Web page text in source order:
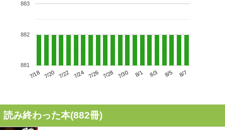
7/18 7/20 7/22 7/24 7/26 7/28 7/30 8/1 8/3 8/5 8/7
881
882
883
読み終わった本(882冊)